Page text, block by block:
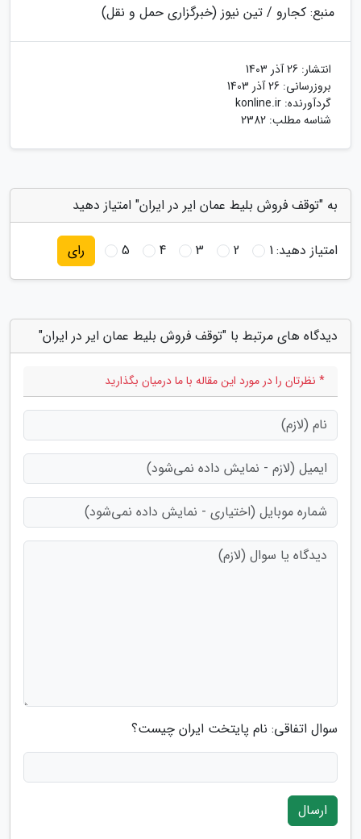
منبع: کجارو / تین نیوز (خبرگزاری حمل و نقل)
انتشار: 26 آذر 1403
بروزرسانی: 26 آذر 1403
گردآورنده: konline.ir
شناسه مطلب: 2382
به "توقف فروش بلیط عمان ایر در ایران" امتیاز دهید
امتیاز دهید:1
2
3
4
5 رای
دیدگاه های مرتبط با "توقف فروش بلیط عمان ایر در ایران"
* نظرتان را در مورد این مقاله با ما درمیان بگذارید
سوال اتفاقی: نام پایتخت ایران چیست؟
ارسال